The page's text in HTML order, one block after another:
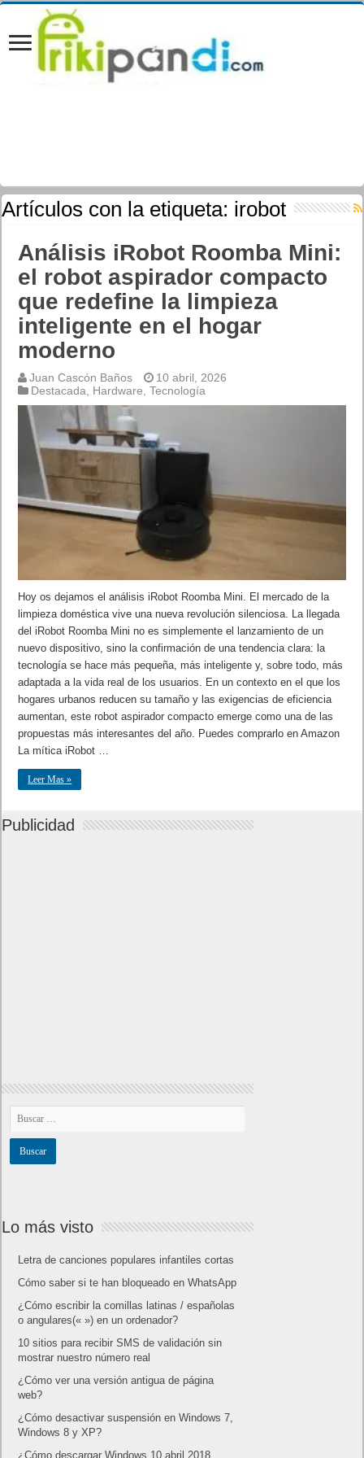
Artículos con la etiqueta: irobot
Análisis iRobot Roomba Mini:
el robot aspirador compacto
que redefine la limpieza
inteligente en el hogar
moderno
Juan Cascón Baños
10 abril, 2026
Destacada
Hardware ,Tecnología
Hoy os dejamos el análisis iRobot Roomba Mini. El mercado de la
limpieza doméstica vive una nueva revolución silenciosa. La llegada
del iRobot Roomba Mini no es simplemente el lanzamiento de un
nuevo dispositivo, sino la confirmación de una tendencia clara: la
tecnología se hace más pequeña, más inteligente y, sobre todo, más
adaptada a la vida real de los usuarios. En un contexto en el que los
hogares urbanos reducen su tamaño y las exigencias de eficiencia
aumentan, este robot aspirador compacto emerge como una de las
propuestas más interesantes del año. Puedes comprarlo en Amazon
La mítica iRobot …
Leer Mas »
Publicidad
Lo más visto
Letra de canciones populares infantiles cortas
Cómo saber si te han bloqueado en WhatsApp
¿Cómo escribir la comillas latinas / españolas
o angulares(« ») en un ordenador?
10 sitios para recibir SMS de validación sin
mostrar nuestro número real
¿Cómo ver una versión antigua de página
web?
¿Cómo desactivar suspensión en Windows 7,
Windows 8 y XP?
¿Cómo descargar Windows 10 abril 2018